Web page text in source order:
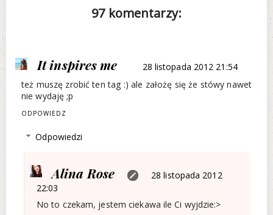
97 komentarzy:
It inspires me
28 listopada 2012 21:54
też muszę zrobić ten tag :) ale założę się że stówy nawet
nie wydaję ;p
ODPOWIEDZ
Odpowiedzi
Alina Rose
28 listopada 2012
22:03
No to czekam, jestem ciekawa ile Ci wyjdzie:>